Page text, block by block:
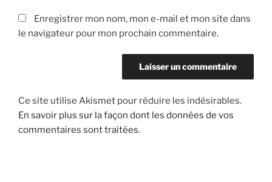
Enregistrer mon nom, mon e-mail et mon site dans
le navigateur pour mon prochain commentaire.
Ce site utilise Akismet pour réduire les indésirables.
En savoir plus sur la façon dont les données de vos
commentaires sont traitées.